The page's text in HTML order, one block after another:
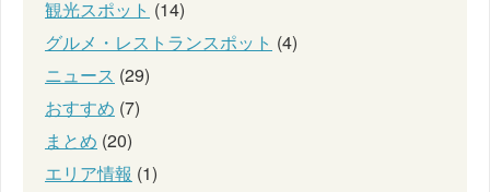
観光スポット (14)
グルメ・レストランスポット (4)
ニュース (29)
おすすめ (7)
まとめ (20)
エリア情報 (1)